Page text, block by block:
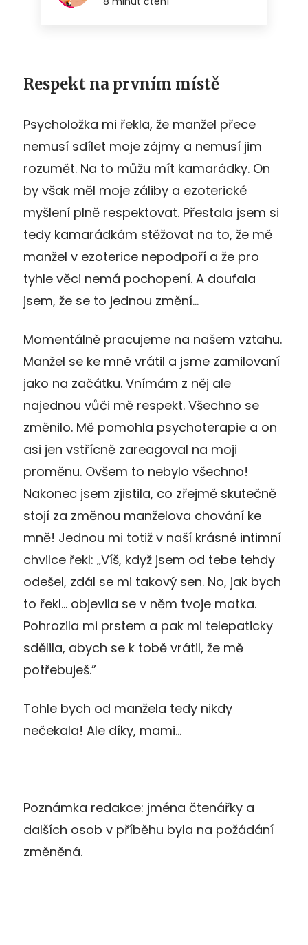
Respekt na prvním místě
Psycholožka mi řekla, že manžel přece
nemusí sdílet moje zájmy a nemusí jim
rozumět. Na to můžu mít kamarádky. On
by však měl moje záliby a ezoterické
myšlení plně respektovat. Přestala jsem si
tedy kamarádkám stěžovat na to, že mě
manžel v ezoterice nepodpoří a že pro
tyhle věci nemá pochopení. A doufala
jsem, že se to jednou změní…
Momentálně pracujeme na našem vztahu.
Manžel se ke mně vrátil a jsme zamilovaní
jako na začátku. Vnímám z něj ale
najednou vůči mě respekt. Všechno se
změnilo. Mě pomohla psychoterapie a on
asi jen vstřícně zareagoval na moji
proměnu. Ovšem to nebylo všechno!
Nakonec jsem zjistila, co zřejmě skutečně
stojí za změnou manželova chování ke
mně! Jednou mi totiž v naší krásné intimní
chvilce řekl: „Víš, když jsem od tebe tehdy
odešel, zdál se mi takový sen. No, jak bych
to řekl… objevila se v něm tvoje matka.
Pohrozila mi prstem a pak mi telepaticky
sdělila, abych se k tobě vrátil, že mě
potřebuješ.”
Tohle bych od manžela tedy nikdy
nečekala! Ale díky, mami…
Poznámka redakce: jména čtenářky a
dalších osob v příběhu byla na požádání
změněná.